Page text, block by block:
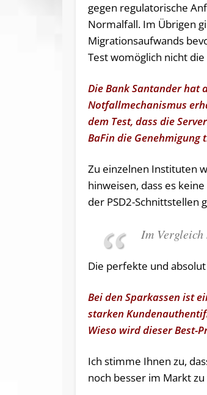
gegen regulatorische
Normalfall. Im Übrigen
Migrationsaufwands
Test womöglich nicht
Die Bank Santander hat
Notfallmechanismus
dem Test, dass die
BaFin die
Zu einzelnen Instituten
hinweisen, dass es
der PSD2-Schnittstellen
Im
Die perfekte und
Bei den Sparkassen ist
starken
Wieso wird dieser Best-
Ich stimme Ihnen zu,
noch besser im Markt